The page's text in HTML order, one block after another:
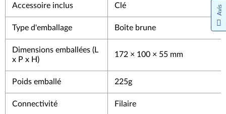
Accessoire inclus Clé
Type d'emballage Boîte brune
Dimensions emballées (L
x P x H)
172 × 100 × 55 mm
Poids emballé 225g
Connectivité Filaire
Avis